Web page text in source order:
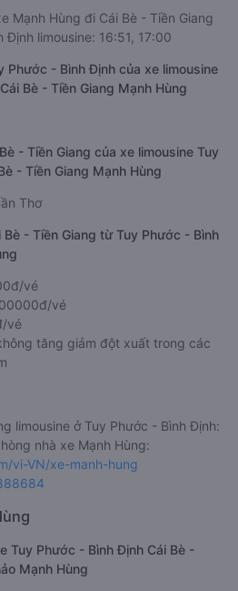
Mạnh Hùng đi Cái Bè - Tiền Giang
Định limousine: 16:51, 17:00
Phước - Bình Định của xe limousine
Bè - Tiền Giang Mạnh Hùng
- Tiền Giang của xe limousine Tuy
- Tiền Giang Mạnh Hùng
Thơ
Bè - Tiền Giang từ Tuy Phước - Bình
vé
vé
vé
tăng giảm đột xuất trong các
limousine ở Tuy Phước - Bình Định:
nhà xe Mạnh Hùng:
vi-VN/xe-manh-hung
Tuy Phước - Bình Định Cái Bè -
Mạnh Hùng